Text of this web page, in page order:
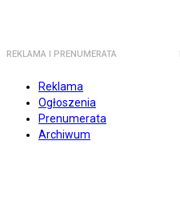
REKLAMA I PRENUMERATA
Reklama
Ogłoszenia
Prenumerata
Archiwum